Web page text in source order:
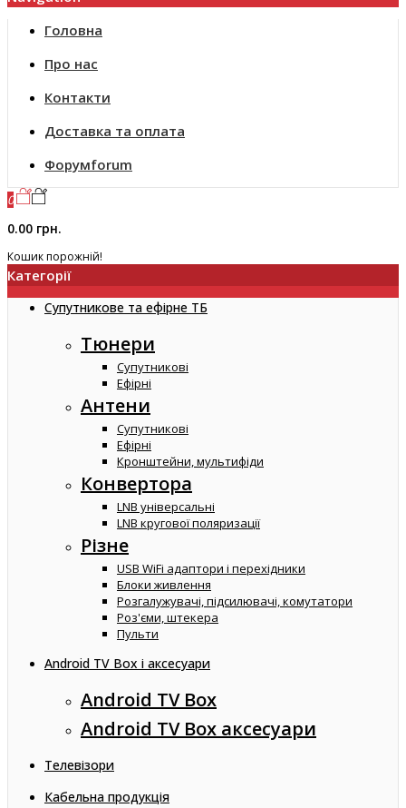
Головна
Про нас
Контакти
Доставка та оплата
Форумforum
0
0.00 грн.
Кошик порожній!
Категорії
Супутникове та ефірне ТБ
Тюнери
Супутникові
Ефірні
Антени
Супутникові
Ефірні
Кронштейни, мультифіди
Конвертора
LNB універсальні
LNB кругової поляризації
Різне
USB WiFi адаптори і перехідники
Блоки живлення
Розгалужувачі, підсилювачі, комутатори
Роз'єми, штекера
Пульти
Android TV Box і аксесуари
Android TV Box
Android TV Box аксесуари
Телевізори
Кабельна продукція